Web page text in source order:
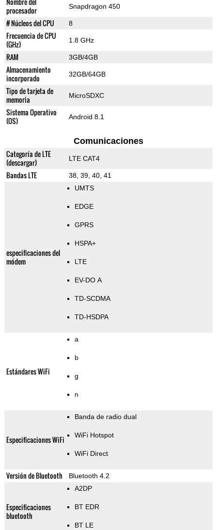
procesador
Snapdragon 450
# Núcleos del CPU 8
Frecuencia de CPU
(GHz)
1.8 GHz
RAM 3GB/4GB
Almacenamiento
incorporado
32GB/64GB
Tipo de tarjeta de
memoria
MicroSDXC
Sistema Operativo
(OS)
Android 8.1
Comunicaciones
Categoría de LTE
(descargar)
LTE CAT4
Bandas LTE 38, 39, 40, 41
especificaciones del
módem
UMTS
EDGE
GPRS
HSPA+
LTE
EV-DO A
TD-SCDMA
TD-HSDPA
Estándares WiFi
a
b
g
n
Especificaciones WiFi
Banda de radio dual
WiFi Hotspot
WiFi Direct
Versión de Bluetooth Bluetooth 4.2
Especificaciones
bluetooth
A2DP
BT EDR
BT LE